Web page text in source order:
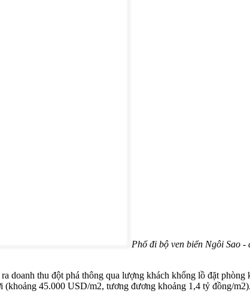
Phố đi bộ ven biển Ngôi Sao
doanh thu đột phá thông qua lượng khách khổng lồ đặt
45.000 USD/m2, tương đương khoảng 1,4 tỷ đồng/